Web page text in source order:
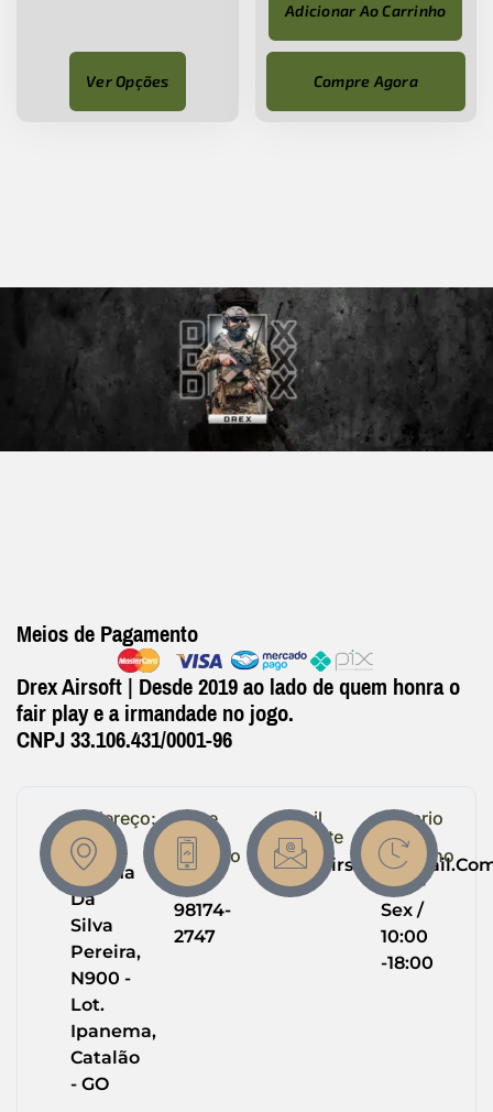
Ver Opções
Adicionar Ao Carrinho
Compre Agora
Meios de Pagamento
Drex Airsoft | Desde 2019 ao lado de quem honra o
fair play e a irmandade no jogo.
CNPJ 33.106.431/0001-96
Endereço:
R.
Helena
Da
Silva
Pereira,
N900 -
Lot.
Ipanema,
Catalão
- GO
Entre
em
Contato
(64)
98174-
2747
Email
Suporte
Horario
de
Trabalho
Seg -
Sex /
10:00
-18:00